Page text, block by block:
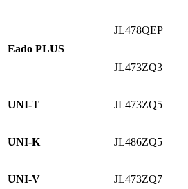
Eado PLUS
JL478QEP
JL473ZQ3
UNI-T JL473ZQ5
UNI-K JL486ZQ5
UNI-V JL473ZQ7